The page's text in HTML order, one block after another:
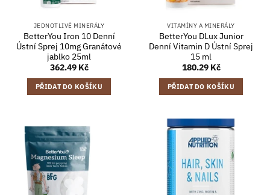
JEDNOTLIVÉ MINERÁLY
BetterYou Iron 10 Denní
Ústní Sprej 10mg Granátové
jablko 25ml
362.49 Kč
PŘIDAT DO KOŠÍKU
VITAMÍNY A MINERÁLY
BetterYou DLux Junior
Denní Vitamin D Ústní Sprej
15 ml
180.29 Kč
PŘIDAT DO KOŠÍKU